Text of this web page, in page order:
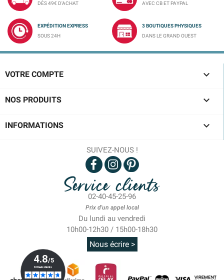
DÈS 49€ D'ACHAT
AVEC CB ET PAYPAL
EXPÉDITION EXPRESS
SOUS 24H
3 BOUTIQUES PHYSIQUES
DANS LE GRAND OUEST
VOTRE COMPTE 
NOS PRODUITS 
INFORMATIONS 
SUIVEZ-NOUS !
Service clients
02-40-45-25-96
Prix d'un appel local
Du lundi au vendredi
10h00-12h30 / 15h00-18h30
Nous écrire >